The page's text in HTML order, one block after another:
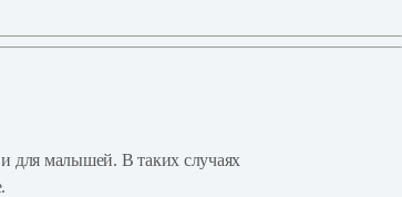
для малышей. В таких случаях